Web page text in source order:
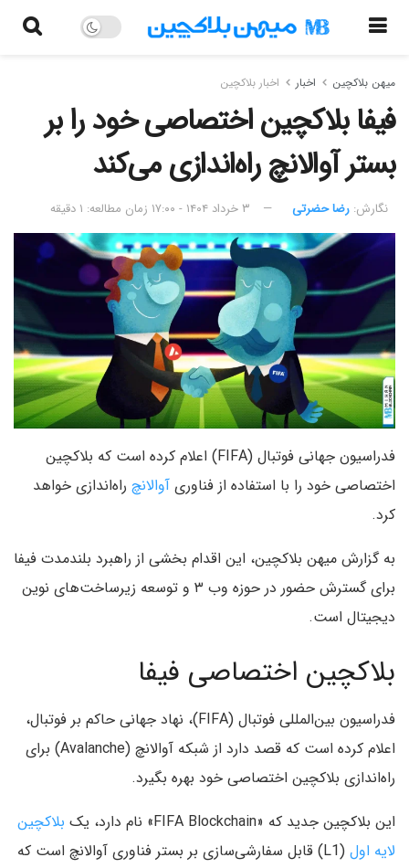
میهن بلاکچین اخبار اخبار بلاکچین
فیفا بلاکچین اختصاصی خود را بر
بستر آوالانچ راه‌اندازی می‌کند
نگارش:‌ رضا حضرتی ۳ خرداد ۱۴۰۴ - ۱۷:۰۰ زمان مطالعه: ۱ دقیقه
فدراسیون جهانی فوتبال (FIFA) اعلام کرده است که بلاکچین
اختصاصی خود را با استفاده از فناوری آوالانچ راه‌اندازی خواهد
کرد.
به گزارش میهن بلاکچین، این اقدام بخشی از راهبرد بلندمدت فیفا
برای گسترش حضور در حوزه وب ۳ و توسعه زیرساخت‌های نوین
دیجیتال است.
بلاکچین اختصاصی فیفا
فدراسیون بین‌المللی فوتبال (FIFA)، نهاد جهانی حاکم بر فوتبال،
اعلام کرده است که قصد دارد از شبکه آوالانچ (Avalanche) برای
راه‌اندازی بلاکچین اختصاصی خود بهره بگیرد.
این بلاکچین جدید که «FIFA Blockchain» نام دارد، یک
بلاکچین
لایه‌ اول
(L1) قابل سفارشی‌سازی بر بستر فناوری آوالانچ است که